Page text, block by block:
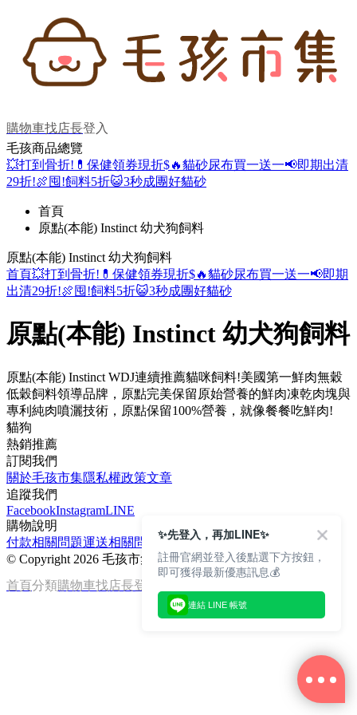
購物車找店長登入
毛孩商品總覽
💥打到骨折! 💊保健領券現折$🔥貓砂尿布買一送一📢即期出清
29折!🍖囤!飼料5折😺3秒成團好貓砂
首頁
原點(本能) Instinct 幼犬狗飼料
原點(本能) Instinct 幼犬狗飼料
首頁💥打到骨折! 💊保健領券現折$🔥貓砂尿布買一送一📢即期
出清29折!🍖囤!飼料5折😺3秒成團好貓砂
原點(本能) Instinct 幼犬狗飼料
原點(本能) Instinct WDJ連續推薦貓咪飼料!美國第一鮮肉無穀
低穀飼料領導品牌，原點完美保留原始營養的鮮肉凍乾肉塊與
專利純肉噴灑技術，原點保留100%營養，就像餐餐吃鮮肉!
貓狗
熱銷推薦
訂閱我們
關於毛孩市集隱私權政策文章
追蹤我們
FacebookInstagramLINE
購物說明
付款相關問題運送相關問題 退換貨說明
© Copyright 2026 毛孩市集
首頁分類購物車找店長登入
✨先登入，再加LINE✨
註冊官網並登入後點選下方按鈕，
即可獲得最新優惠訊息💰
連結 LINE 帳號